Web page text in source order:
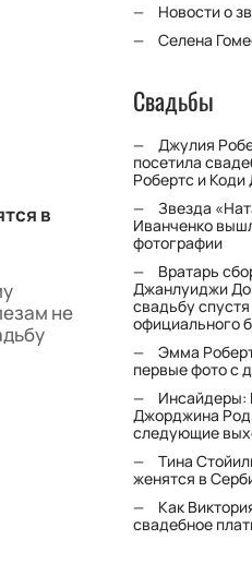
в
не
Новости о
Селена
Свадьбы
Джулия
посетила
Робертс и Коди
Звезда
Иванченко
фотографии
Вратарь
Джанлуиджи
свадьбу
официального
Эмма
первые фото с
Инсайдеры:
Джорджина
следующие
Тина
женятся в
Как
свадебное